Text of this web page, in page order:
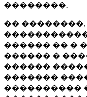
��������.
��
������ �� �
������ �
������
�������
����������